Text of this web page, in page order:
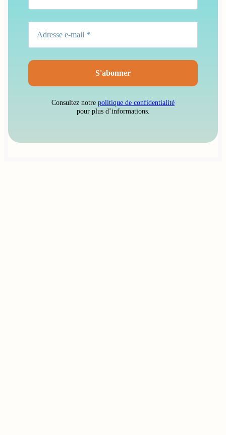
Consultez notre politique de confidentialité
pour plus d’informations.